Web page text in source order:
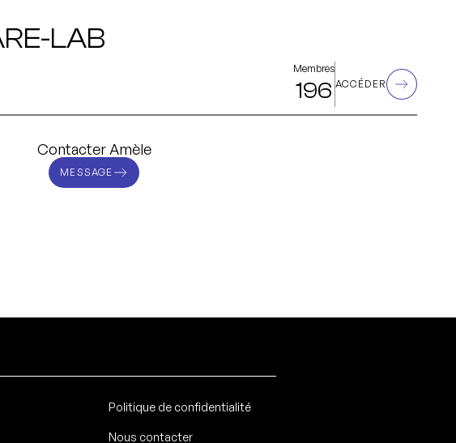
LAB
Membres
196 ACCÉDER
Contacter Amèle
MESSAGE
Politique de confidentialité
Nous contacter